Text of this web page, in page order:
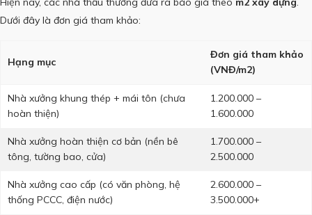
Dưới đây là đơn giá tham khảo:
Hạng mục
Đơn giá tham khảo
(VNĐ/m2)
Nhà xưởng khung thép + mái tôn (chưa
hoàn thiện)
1.200.000 –
1.600.000
Nhà xưởng hoàn thiện cơ bản (nền bê
tông, tường bao, cửa)
1.700.000 –
2.500.000
Nhà xưởng cao cấp (có văn phòng, hệ
thống PCCC, điện nước)
2.600.000 –
3.500.000+